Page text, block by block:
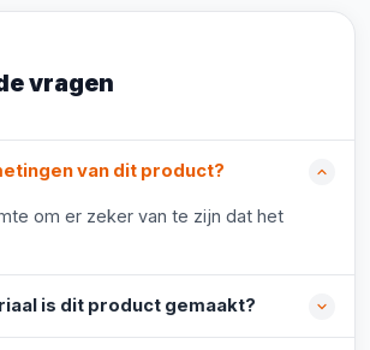
vragen
van dit product?
om er zeker van te zijn dat het
is dit product gemaakt?